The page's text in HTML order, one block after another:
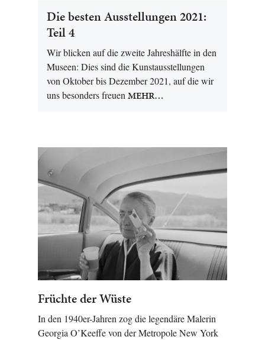
Die besten Ausstellungen 2021:
Teil 4
Wir blicken auf die zweite Jahreshälfte in den
Museen: Dies sind die Kunstausstellungen
von Oktober bis Dezember 2021, auf die wir
uns besonders freuen MEHR…
Früchte der Wüste
In den 1940er-Jahren zog die legendäre Malerin
Georgia O’Keeffe von der Metropole New York